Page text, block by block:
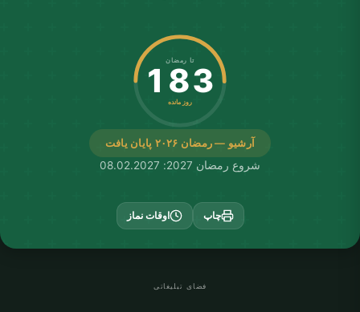
آرشیو — رمضان ۲۰۲۶ پایان یافت
تا رمضان
183
روز مانده
شروع رمضان 2027: 08.02.2027
چاپ اوقات نماز
فضای تبلیغاتی